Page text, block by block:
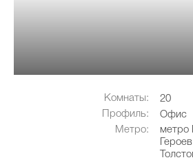
Комнаты:
20
Профиль:
Офис
Метро:
метро